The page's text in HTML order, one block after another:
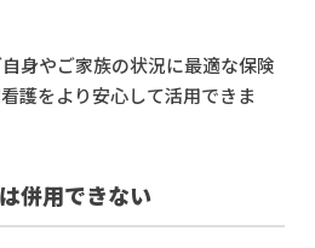
身やご家族の状況に最適な保険
護をより安心して活用できま
併用できない